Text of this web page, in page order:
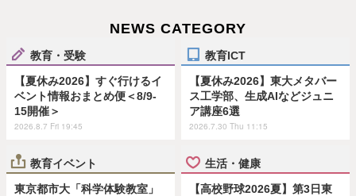
NEWS CATEGORY
教育・受験
【夏休み2026】すぐ行けるイ
ベント情報おまとめ便＜8/9-
15開催＞
2026.8.7 Fri 19:45
教育ICT
【夏休み2026】東大メタバー
ス工学部、生成AIなどジュニ
ア講座6選
2026.7.30 Thu 11:15
教育イベント
東京都市大「科学体験教室」
生活・健康
【高校野球2026夏】第3日東